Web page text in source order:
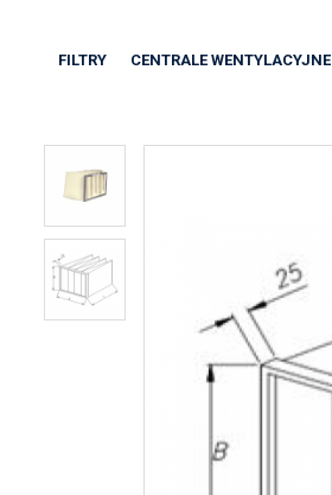
FILTRY CENTRALE WENTYLACYJNE